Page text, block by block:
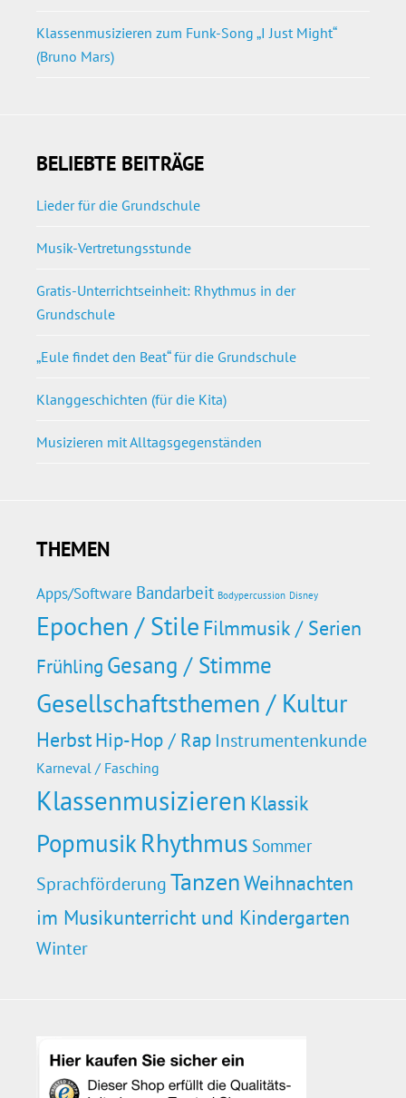
Klassenmusizieren zum Funk-Song „I Just Might“
(Bruno Mars)
BELIEBTE BEITRÄGE
Lieder für die Grundschule
Musik-Vertretungsstunde
Gratis-Unterrichtseinheit: Rhythmus in der
Grundschule
„Eule findet den Beat“ für die Grundschule
Klanggeschichten (für die Kita)
Musizieren mit Alltagsgegenständen
THEMEN
Apps/Software Bandarbeit Bodypercussion Disney
Epochen / Stile Filmmusik / Serien
Frühling Gesang / Stimme
Gesellschaftsthemen / Kultur
HerbstHip-Hop / Rap Instrumentenkunde
Karneval / Fasching
Klassenmusizieren Klassik
PopmusikRhythmus Sommer
SprachförderungTanzenWeihnachten
im Musikunterricht und Kindergarten
Winter